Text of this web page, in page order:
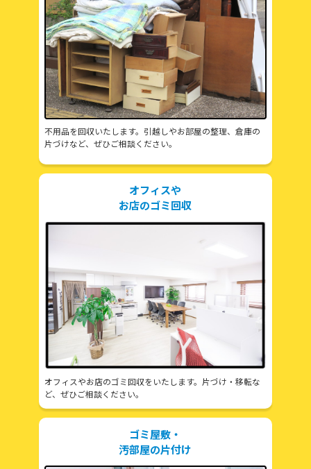
不用品を回収いたします。引越しやお部屋の整理、倉庫の
片づけなど、ぜひご相談ください。
オフィスや
お店のゴミ回収
オフィスやお店のゴミ回収をいたします。片づけ・移転な
ど、ぜひご相談ください。
ゴミ屋敷・
汚部屋の片付け